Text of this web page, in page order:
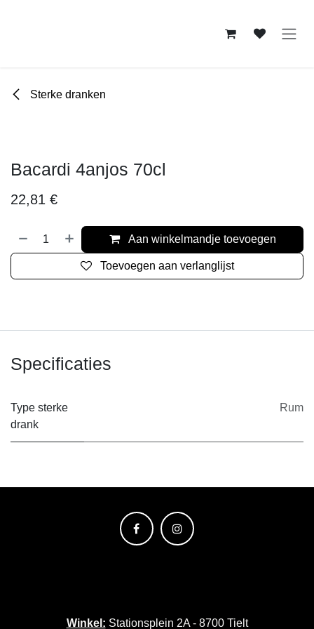
Sterke dranken
Bacardi 4anjos 70cl
22,81 €
Aan winkelmandje toevoegen
Toevoegen aan verlanglijst
Specificaties
Type sterke
drank
Rum
Winkel: Stationsplein 2A - 8700 Tielt